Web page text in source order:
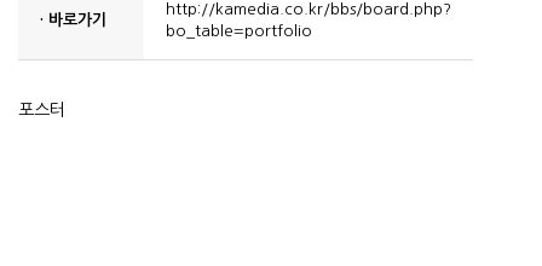
· 바로가기
http://kamedia.co.kr/bbs/board.php?
bo_table=portfolio
포스터